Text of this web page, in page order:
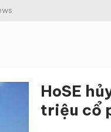
HoSE
triệu cổ